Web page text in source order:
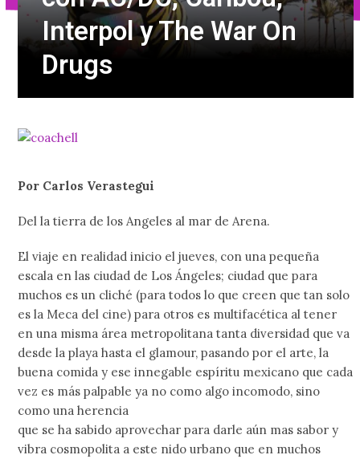
Interpol y The War On
Drugs
Por Carlos Verastegui
Del la tierra de los Angeles al mar de Arena.
El viaje en realidad inicio el jueves, con una pequeña
escala en las ciudad de Los Ángeles; ciudad que para
muchos es un cliché (para todos lo que creen que tan solo
es la Meca del cine) para otros es multifacética al tener
en una misma área metropolitana tanta diversidad que va
desde la playa hasta el glamour, pasando por el arte, la
buena comida y ese innegable espíritu mexicano que cada
vez es más palpable ya no como algo incomodo, sino
como una herencia
que se ha sabido aprovechar para darle aún mas sabor y
vibra cosmopolita a este nido urbano que en muchos